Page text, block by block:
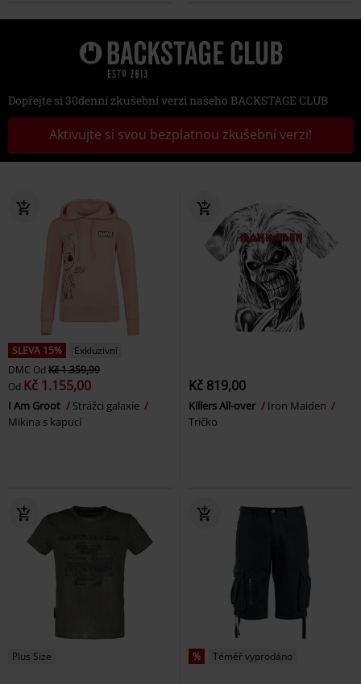
Dopřejte si 30denní zkušební verzi našeho BACKSTAGE CLUB
Aktivujte si svou bezplatnou zkušební verzi!
SLEVA 15%
Exkluzivní
DMC Od Kč 1.359,99
Od Kč 1.155,00
I Am Groot
Strážci galaxie
Mikina s kapucí
Kč 819,00
Killers All-over
Iron Maiden
Tričko
Plus Size % Téměř vyprodáno